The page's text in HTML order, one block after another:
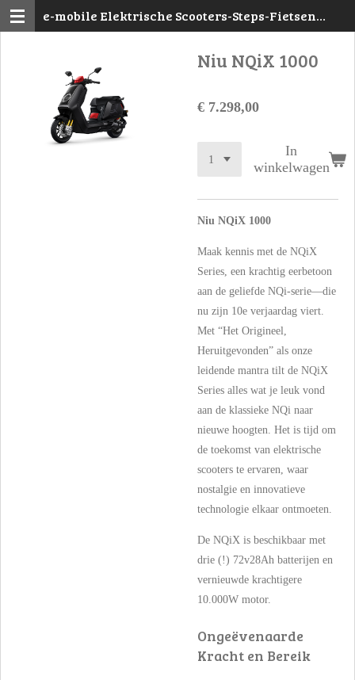
Ga
hoofdinhoud
e-mobile Elektrische Scooters-Steps-Fietsen
Niu NQiX 1000
€ 7.298,00
In
winkelwagen
Niu NQiX 1000
Maak kennis met de NQiX
Series, een krachtig eerbetoon
aan de geliefde NQi-serie—die
nu zijn 10e verjaardag viert.
Met “Het Origineel,
Heruitgevonden” als onze
leidende mantra tilt de NQiX
Series alles wat je leuk vond
aan de klassieke NQi naar
nieuwe hoogten. Het is tijd om
de toekomst van elektrische
scooters te ervaren, waar
nostalgie en innovatieve
technologie elkaar ontmoeten.
De NQiX is beschikbaar met
drie (!) 72v28Ah batterijen en
vernieuwde krachtigere
10.000W motor.
Ongeëvenaarde
Kracht en Bereik